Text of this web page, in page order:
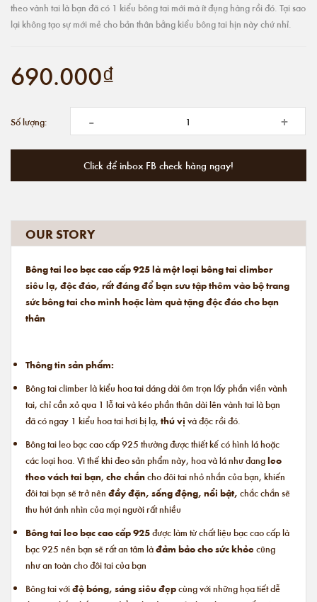
theo vành tai là bạn đã có 1 kiểu bông tai mới mà ít đụng hàng rồi đó. Tại sao
lại không tạo sự mới mẻ cho bản thân bằng kiểu bông tai hịn này chứ nhỉ.
690.000₫
Số lượng: - +
Click để inbox FB check hàng ngay!
OUR STORY
Bông tai leo bạc cao cấp 925 là một loại bông tai climber
siêu lạ, độc đáo, rất đáng để bạn sưu tập thêm vào bộ trang
sức bông tai cho mình hoặc làm quà tặng độc đáo cho bạn
thân
Thông tin sản phẩm:
Bông tai climber là kiểu hoa tai dáng dài ôm trọn lấy phần viền vành
tai, chỉ cần xỏ qua 1 lỗ tai và kéo phần thân dài lên vành tai là bạn
đã có ngay 1 kiểu hoa tai hơi bị lạ, thú vị và độc rồi đó.
Bông tai leo bạc cao cấp 925 thường được thiết kế có hình lá hoặc
các loại hoa. Vì thế khi đeo sản phẩm này, hoa và lá như đangleo
theo vách tai bạn, che chắncho đôi tai nhỏ nhắn của bạn, khiến
đôi tai bạn sẽ trở nên đầy đặn, sống động, nổi bật, chắc chắn sẽ
thu hút ánh nhìn của mọi người rất nhiều
Bông tai leo bạc cao cấp 925được làm từ chất liệu bạc cao cấp là
bạc 925 nên bạn sẽ rất an tâm làđảm bảo cho sức khỏecũng
như an toàn cho đôi tai của bạn
Bông tai vớiđộ bóng, sáng siêu đẹpcùng với những họa tiết dễ